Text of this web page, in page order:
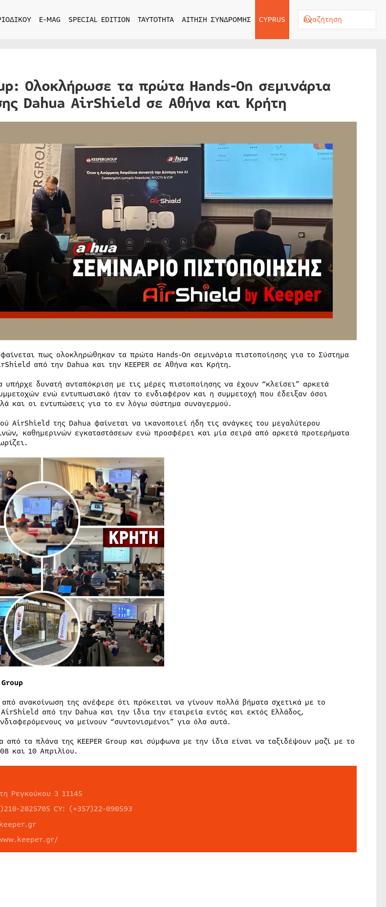
E-MAG SPECIAL EDITION ΤΑΥΤΟΤΗΤΑ ΑΙΤΗΣΗ ΣΥΝΔΡΟΜΗΣ CYPRUS
Ολοκλήρωσε τα πρώτα Hands-On σεμινάρια
Dahua AirShield σε Αθήνα και Κρήτη
πως ολοκληρώθηκαν τα πρώτα Hands-On σεμινάρια πιστοποίησης για το Σύστημα
από την Dahua και την KEEPER σε Αθήνα και Κρήτη.
υπήρχε δυνατή ανταπόκριση με τις μέρες πιστοποίησης να έχουν “κλείσει” αρκετά
ενώ εντυπωσιακό ήταν το ενδιαφέρον και η συμμετοχή που έδειξαν όσοι
και οι εντυπώσεις για το εν λόγω σύστημα συναγερμού.
AirShield της Dahua φαίνεται να ικανοποιεί ήδη τις ανάγκες του μεγαλύτερου
καθημερινών εγκαταστάσεων ενώ προσφέρει και μία σειρά από αρκετά προτερήματα
από ανακοίνωση της ανέφερε ότι πρόκειται να γίνουν πολλά βήματα σχετικά με το
από την Dahua και την ίδια την εταιρεία εντός και εκτός Ελλάδος,
να μείνουν “συντονισμένοι” για όλα αυτά.
από τα πλάνα της KEEPER Group και σύμφωνα με την ίδια είναι να ταξιδέψουν μαζί με το
και 10 Απριλίου.
Ρεγκούκου 3 11145
2025705 CY: (+357)22-090593